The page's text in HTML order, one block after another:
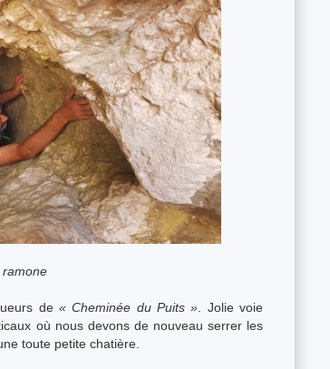
de « Cheminée du Puits » . Jolie voie
où nous devons de nouveau serrer les
toute petite chatière.